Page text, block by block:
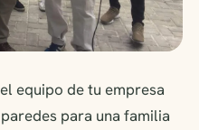
equipo de tu empresa
para una familia